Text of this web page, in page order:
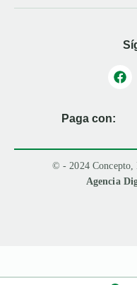
Paga con:
© - 2024 Concepto,
Agencia